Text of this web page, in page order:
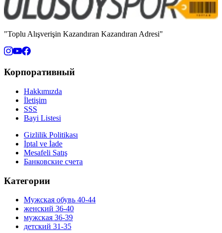
"Toplu Alışverişin Kazandıran Kazandıran Adresi"
Корпоративный
Hakkımızda
İletişim
SSS
Bayi Listesi
Gizlilik Politikası
İptal ve İade
Mesafeli Satış
Банковские счета
Категории
Мужская обувь 40-44
женский 36-40
мужская 36-39
детский 31-35